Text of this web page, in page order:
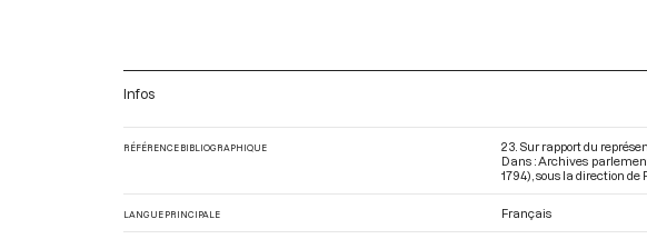
Infos
RÉFÉRENCE BIBLIOGRAPHIQUE
23. Sur rapport du
Dans : Archives
1794) , sous la direction de
LANGUE PRINCIPALE Français